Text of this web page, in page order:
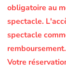
obligatoire au
spectacle.
spectacle
remboursement.
Votre